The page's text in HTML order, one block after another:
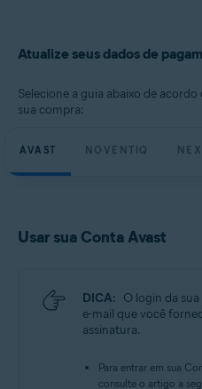
Atualize seus dados de
Selecione a guia abaixo de
sua compra:
AVAST NOVENTIQ
Usar sua Conta Avast
DICA: O login da
e-mail que você
assinatura.
Para entrar em sua
consulte o artigo a